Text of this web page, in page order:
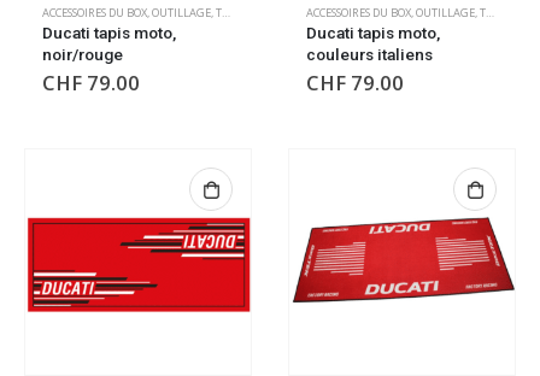
ACCESSOIRES DU BOX,OUTILLAGE,TAPIS DE SOL TAPIS DE SOL
Ducati tapis moto,
noir/rouge
CHF 79.00
ACCESSOIRES DU BOX,OUTILLAGE,TAPIS DE SOL
Ducati tapis moto,
couleurs italiens
CHF 79.00